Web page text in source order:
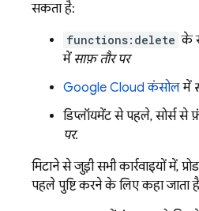
सकता है:
functions:delete के
में साफ़ तौर पर
Google Cloud कंसोलमें
डिप्लॉयमेंट से पहले, सोर्स
पर.
मिटाने से जुड़ी सभी कार्रवाइयों में,
पहले पुष्टि करने के लिए कहा जाता